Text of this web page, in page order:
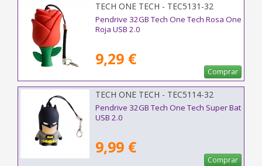
TECH ONE TECH - TEC5131-32
Pendrive 32GB Tech One Tech Rosa One
Roja USB 2.0
9,29 €
Comprar
TECH ONE TECH - TEC5114-32
Pendrive 32GB Tech One Tech Super Bat
USB 2.0
9,99 €
Comprar